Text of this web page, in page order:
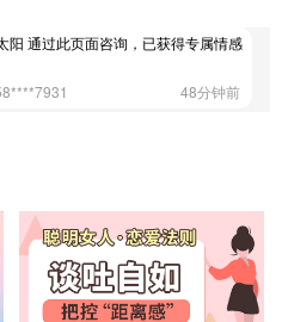
阳 通过此页面咨询，已获得专属情感
48分钟前
22分钟前
儿 通过此页面咨询，已获得专属情感